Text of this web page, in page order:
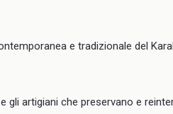
e tradizionale del
artigiani che preservano e